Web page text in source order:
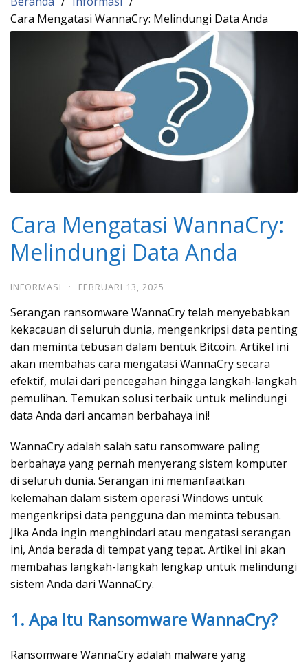
Cara Mengatasi WannaCry: Melindungi Data Anda
Cara Mengatasi WannaCry:
Melindungi Data Anda
INFORMASI · FEBRUARI 13, 2025
Serangan ransomware WannaCry telah menyebabkan
kekacauan di seluruh dunia, mengenkripsi data penting
dan meminta tebusan dalam bentuk Bitcoin. Artikel ini
akan membahas cara mengatasi WannaCry secara
efektif, mulai dari pencegahan hingga langkah-langkah
pemulihan. Temukan solusi terbaik untuk melindungi
data Anda dari ancaman berbahaya ini!
WannaCry adalah salah satu ransomware paling
berbahaya yang pernah menyerang sistem komputer
di seluruh dunia. Serangan ini memanfaatkan
kelemahan dalam sistem operasi Windows untuk
mengenkripsi data pengguna dan meminta tebusan.
Jika Anda ingin menghindari atau mengatasi serangan
ini, Anda berada di tempat yang tepat. Artikel ini akan
membahas langkah-langkah lengkap untuk melindungi
sistem Anda dari WannaCry.
1. Apa Itu Ransomware WannaCry?
Ransomware WannaCry adalah malware yang